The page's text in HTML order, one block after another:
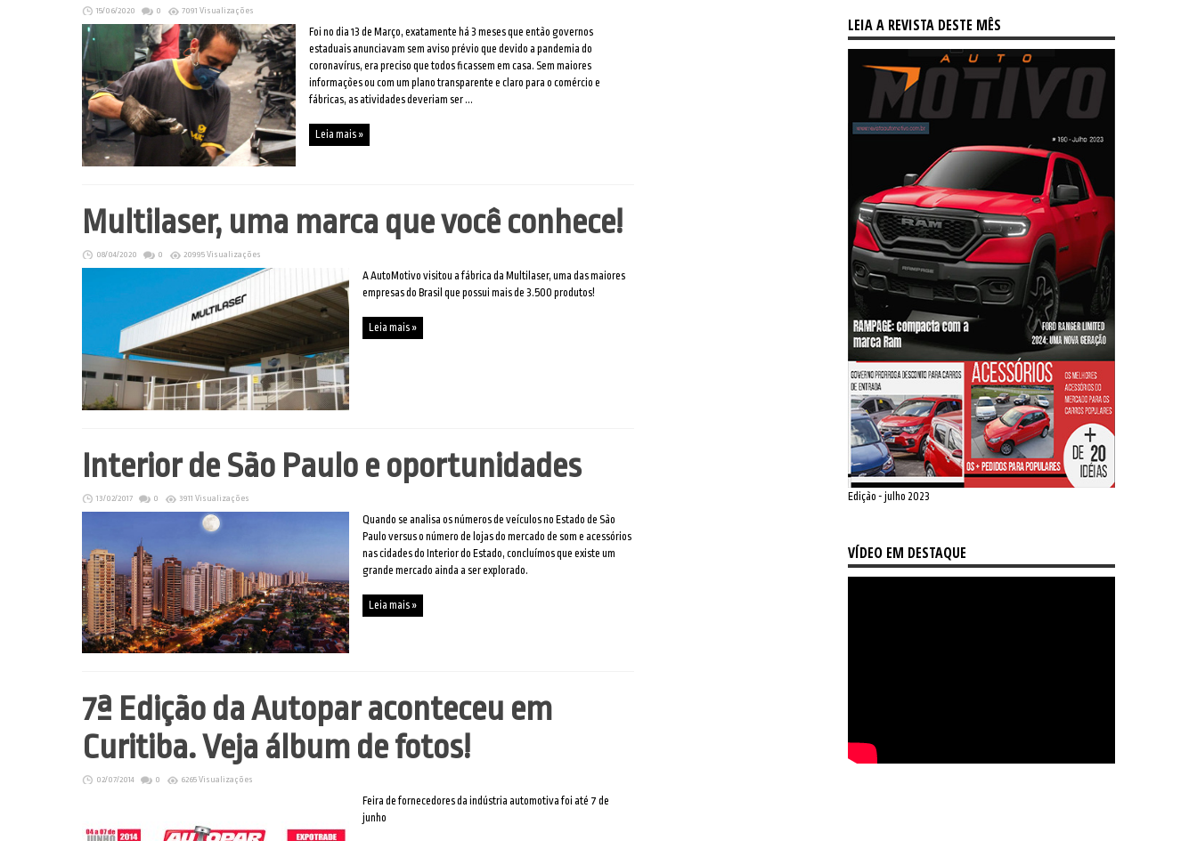
15/06/2020 0 7091 Visualizações
Foi no dia 13 de Março, exatamente há 3 meses que então governos
estaduais anunciavam sem aviso prévio que devido a pandemia do
coronavírus, era preciso que todos ficassem em casa. Sem maiores
informações ou com um plano transparente e claro para o comércio e
fábricas, as atividades deveriam ser ...
Leia mais »
Multilaser, uma marca que você conhece!
08/04/2020 0 20995 Visualizações
A AutoMotivo visitou a fábrica da Multilaser, uma das maiores
empresas do Brasil que possui mais de 3.500 produtos!
Leia mais »
Interior de São Paulo e oportunidades
13/02/2017 0 3911 Visualizações
Quando se analisa os números de veículos no Estado de São
Paulo versus o número de lojas do mercado de som e acessórios
nas cidades do Interior do Estado, concluímos que existe um
grande mercado ainda a ser explorado.
Leia mais »
7ª Edição da Autopar aconteceu em
Curitiba. Veja álbum de fotos!
02/07/2014 0 6265 Visualizações
Feira de fornecedores da indústria automotiva foi até 7 de
junho
LEIA A REVISTA DESTE MÊS
Edição - julho 2023
VÍDEO EM DESTAQUE